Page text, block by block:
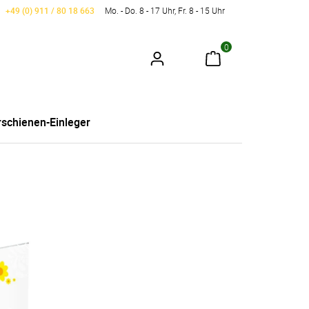
+49 (0) 911 / 80 18 663 Mo. - Do. 8 - 17 Uhr, Fr. 8 - 15 Uhr
0
Einleger